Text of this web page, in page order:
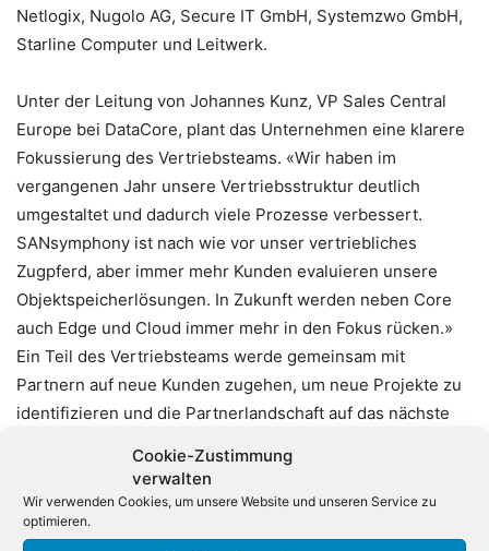
Cookie-Zustimmung
verwalten
Wir verwenden Cookies, um unsere Website und unseren Service zu
optimieren.
Netlogix, Nugolo AG, Secure IT GmbH, Systemzwo GmbH,
Starline Computer und Leitwerk.
Unter der Leitung von Johannes Kunz, VP Sales Central
Europe bei DataCore, plant das Unternehmen eine klarere
Fokussierung des Vertriebsteams. «Wir haben im
vergangenen Jahr unsere Vertriebsstruktur deutlich
umgestaltet und dadurch viele Prozesse verbessert.
SANsymphony ist nach wie vor unser vertriebliches
Zugpferd, aber immer mehr Kunden evaluieren unsere
Objektspeicherlösungen. In Zukunft werden neben Core
auch Edge und Cloud immer mehr in den Fokus rücken.»
Ein Teil des Vertriebsteams werde gemeinsam mit
Partnern auf neue Kunden zugehen, um neue Projekte zu
identifizieren und die Partnerlandschaft auf das nächste